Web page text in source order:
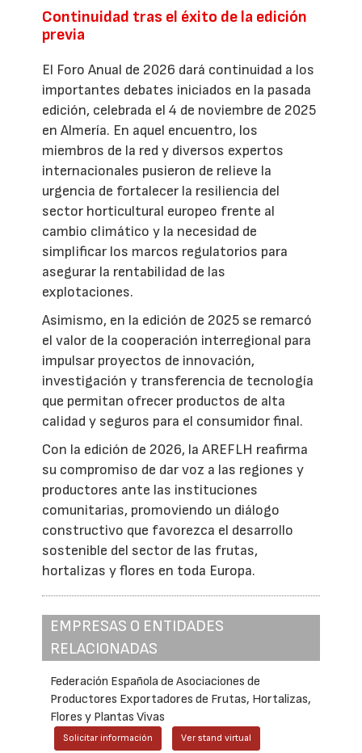
Continuidad tras el éxito de la edición
previa
El Foro Anual de 2026 dará continuidad a los
importantes debates iniciados en la pasada
edición, celebrada el 4 de noviembre de 2025
en Almería. En aquel encuentro, los
miembros de la red y diversos expertos
internacionales pusieron de relieve la
urgencia de fortalecer la resiliencia del
sector horticultural europeo frente al
cambio climático y la necesidad de
simplificar los marcos regulatorios para
asegurar la rentabilidad de las
explotaciones.
Asimismo, en la edición de 2025 se remarcó
el valor de la cooperación interregional para
impulsar proyectos de innovación,
investigación y transferencia de tecnología
que permitan ofrecer productos de alta
calidad y seguros para el consumidor final.
Con la edición de 2026, la AREFLH reafirma
su compromiso de dar voz a las regiones y
productores ante las instituciones
comunitarias, promoviendo un diálogo
constructivo que favorezca el desarrollo
sostenible del sector de las frutas,
hortalizas y flores en toda Europa.
EMPRESAS O ENTIDADES
RELACIONADAS
Federación Española de Asociaciones de
Productores Exportadores de Frutas, Hortalizas,
Flores y Plantas Vivas
Solicitar información Ver stand virtual